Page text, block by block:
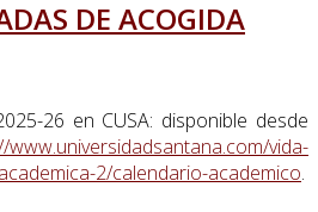
DE ACOGIDA
26 en CUSA: disponible desde
www.universidadsantana.com/vida-
2/calendario-academico.